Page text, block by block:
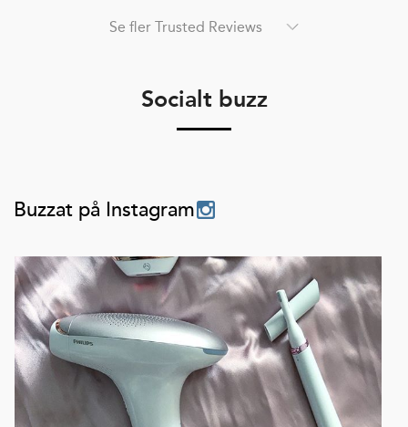
Se fler Trusted Reviews
Socialt buzz
Buzzat på Instagram